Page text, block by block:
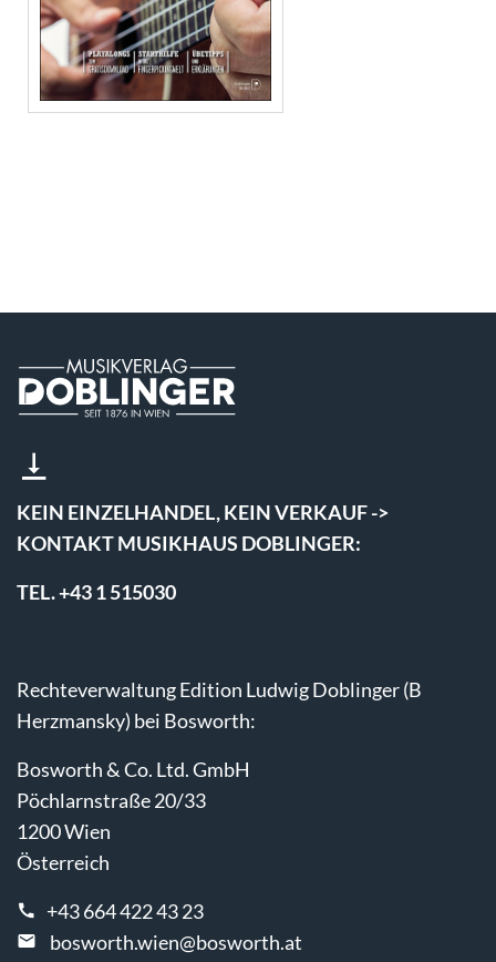
KEIN EINZELHANDEL, KEIN VERKAUF ->
KONTAKT MUSIKHAUS DOBLINGER:
TEL. +43 1 515030
Rechteverwaltung Edition Ludwig Doblinger (B
Herzmansky) bei Bosworth:
Bosworth & Co. Ltd. GmbH
Pöchlarnstraße 20/33
1200 Wien
Österreich
+43 664 422 43 23
bosworth.wien@bosworth.at